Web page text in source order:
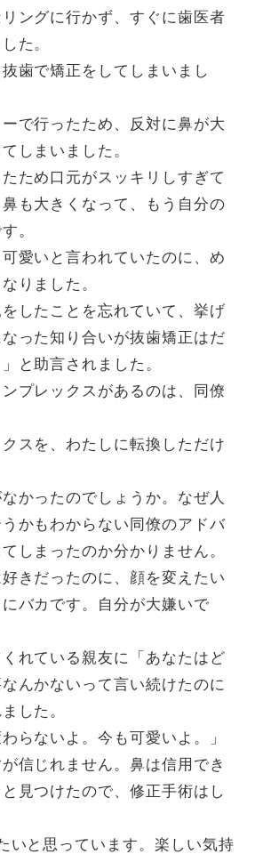
ングに行かず、すぐに歯医者
た。
歯で矯正をしてしまいまし
で行ったため、反対に鼻が大
しまいました。
ため口元がスッキリしすぎて
も大きくなって、もう自分の
。
愛いと言われていたのに、め
りました。
したことを忘れていて、挙げ
った知り合いが抜歯矯正はだ
と助言されました。
プレックスがあるのは、同僚
スを、わたしに転換しただけ
かったのでしょうか。なぜ人
かもわからない同僚のアドバ
しまったのか分かりません。
きだったのに、顔を変えたい
バカです。自分が大嫌いで
れている親友に「あなたはど
んかないって言い続けたのに
した。
らないよ。今も可愛いよ。」
信じれません。鼻は信用でき
見つけたので、修正手術はし
いと思っています。楽しい気持